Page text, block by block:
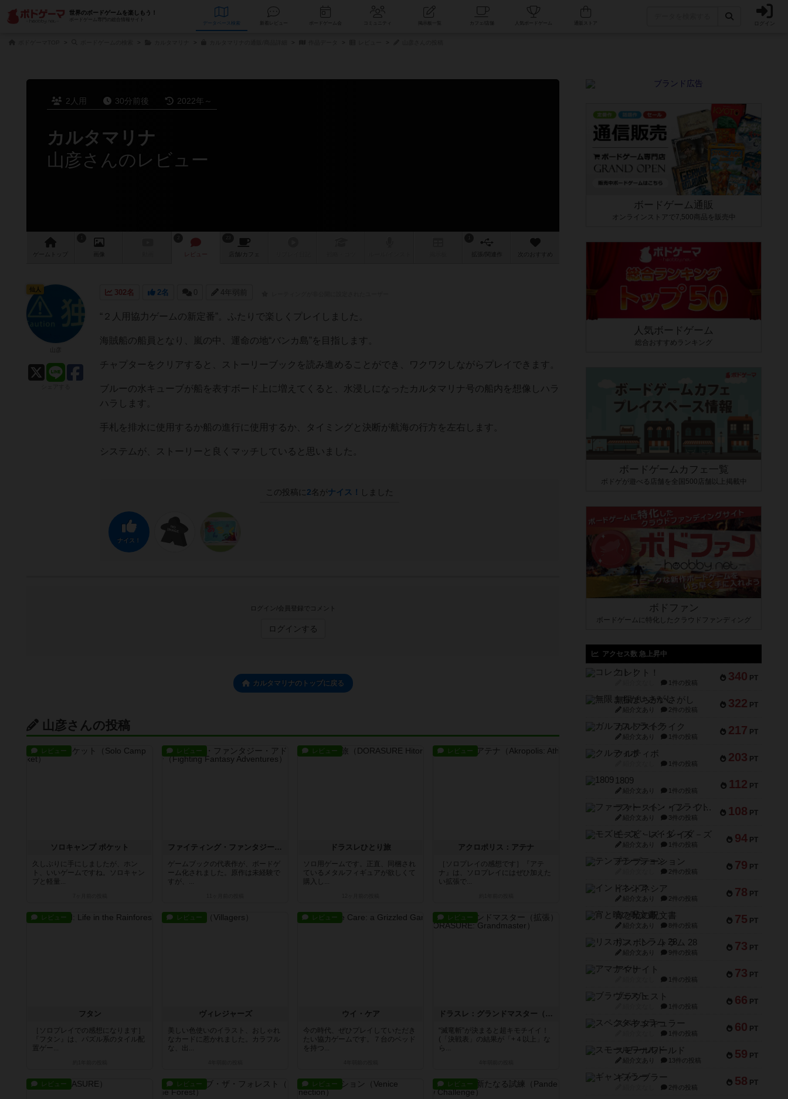
世界のボードゲームを楽しもう！
ボードゲーム専門の総合情報サイト
データベース コミュニティ 人気ボードゲーム ログイン
2人用 30分前後 2022年～
カルタマリナ
山彦さんのレビュー
ゲーム 画像 レビュー 店舗/ カフェ 作 次のおすすめ
302名 2名 0 4年弱前
“２人用協力ゲームの新定番”。ふたりで楽しくプレイしました。
海賊船の船員となり、嵐の中、運命の地“バンカ島”を目指します。
チャプターをクリアすると、ストーリーブックを読み進めることができ、ワクワクしながらプレイできます。
ブルーの水キューブが船を表すボード上に増えてくると、水浸しになったカルタマリナ号の船内を想像しハラ
ハラします。
手札を排水に使用するか船の進行に使用するか、タイミングと決断が航海の行方を左右します。
システムが、ストーリーと良くマッチしていると思いました。
この投稿に 2名がナイス！ しました
ナイス！
仙人
ログイン/会員登録でコメント
ログインする
カルタマリナのトップに戻る
山彦さんの投稿
レビュー
ソロキャンプ ポケット
久しぶりに手にしましたが、ホン
ト、いいゲームですね。ソロキャン
プと軽量...
レビュー
ファイティング・ファンタジー・アドベンチャー
ゲームブックの代表作が、ボードゲ
ーム化されました。原作は未経験で
すが、...
レビュー
ドラスレひとり旅
ソロ用ゲームです。正直、同梱され
ているメタルフィギュアが欲しくて
購入し...
レビュー
アクロポリス：アテナ
［ソロプレイの感想です］『アテ
ナ』は、ソロプレイにはぜひ加えた
い拡張で...
レビュー
フタン
［ソロプレイでの感想になります］
『フタン』は、パズル系のタイル配
置ゲー...
レビュー
ヴィレジャーズ
美しい色使いのイラスト、おしゃれ
なカードに惹かれました。カラフル
な、出...
レビュー
ウイ・ケア
今の時代、ぜひプレイしていただき
たい協力ゲームです。７台のベッド
を持つ...
レビュー
ドラスレ：グランドマスター（拡張）
“滅竜斬”が決まると超キモチイイ！
(「決戦表」の結果が「+４以上」な
ら...
レビュー レビュー レビュー レビュー
ボードゲーム通販
オンラインストアで7,500商品を販売中
人気ボードゲーム
総合おすすめランキング
ボードゲームカフェ一覧
ボドゲが遊べる店舗を全国500店舗以上掲載中
ボドファン
ボードゲームに特化したクラウドファンディング
アクセス数 急上昇中
340 PT
コレクト！
1件の投稿
322 PT
無限まちがいさがし
紹介文あり 2件の投稿
217 PT
ガルフストライク
紹介文あり 1件の投稿
203 PT
クルティボ
1件の投稿
112 PT
1809
紹介文あり 1件の投稿
108 PT
ファースト・イン・フライト
紹介文あり 3件の投稿
94 PT
モズビ－ズ・レイダ－ズ
紹介文あり 1件の投稿
79 PT
テンプテーション
2件の投稿
78 PT
インドネシア
紹介文あり 2件の投稿
75 PT
宵と暁の呪文書
紹介文あり 8件の投稿
73 PT
リスボン・トラム 28
紹介文あり 9件の投稿
73 PT
アマナイト
1件の投稿
66 PT
ブラヴェスト
1件の投稿
60 PT
スペクタキュラー
1件の投稿
59 PT
スモールワールド
紹介文あり 13件の投稿
58 PT
ギャンブラー
2件の投稿